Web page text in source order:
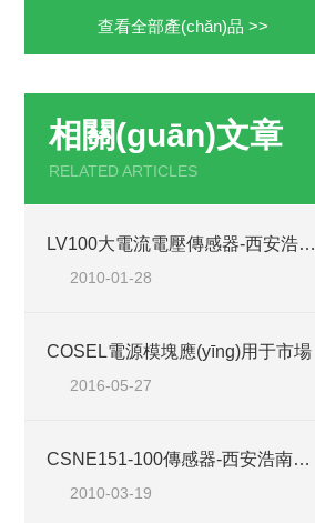
查看全部產(chǎn)品 >>
相關(guān)文章
RELATED ARTICLES
LV100大電流電壓傳感器-西安浩南電子科技
2010-01-28
COSEL電源模塊應(yīng)用于市場
2016-05-27
CSNE151-100傳感器-西安浩南電子科技有限公司
2010-03-19